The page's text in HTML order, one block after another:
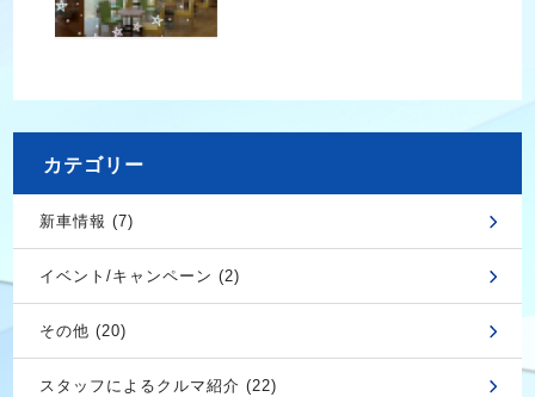
カテゴリー
新車情報 (7)
イベント/キャンペーン (2)
その他 (20)
スタッフによるクルマ紹介 (22)